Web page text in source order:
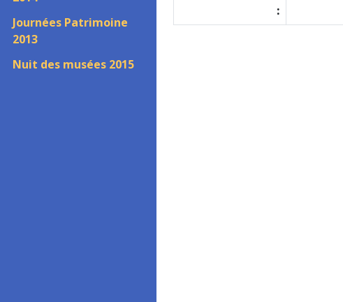
Journées Patrimoine
2013
Nuit des musées 2015
: